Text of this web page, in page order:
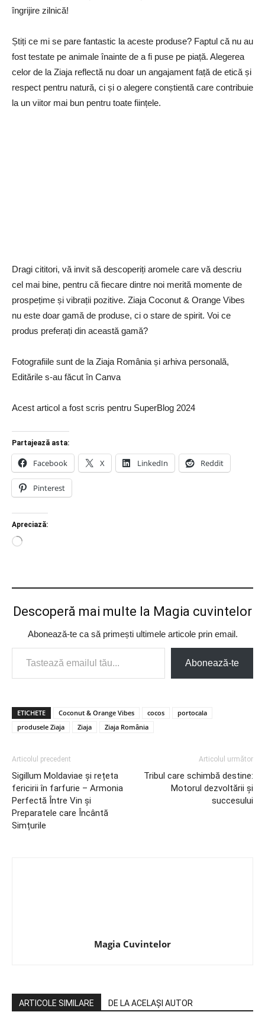
îngrijire zilnică!
Știți ce mi se pare fantastic la aceste produse? Faptul că nu au
fost testate pe animale înainte de a fi puse pe piață. Alegerea
celor de la Ziaja reflectă nu doar un angajament față de etică și
respect pentru natură, ci și o alegere conștientă care contribuie
la un viitor mai bun pentru toate ființele.
Dragi cititori, vă invit să descoperiți aromele care vă descriu
cel mai bine, pentru că fiecare dintre noi merită momente de
prospețime și vibrații pozitive. Ziaja Coconut & Orange Vibes
nu este doar gamă de produse, ci o stare de spirit. Voi ce
produs preferați din această gamă?
Fotografiile sunt de la Ziaja România și arhiva personală,
Editările s-au făcut în Canva
Acest articol a fost scris pentru SuperBlog 2024
Partajează asta:
Facebook X LinkedIn Reddit
Pinterest
Apreciază:
Încarc...
Descoperă mai multe la Magia cuvintelor
Abonează-te ca să primești ultimele articole prin email.
Tastează emailul tău...
Abonează-te
ETICHETE Coconut & Orange Vibes cocos
portocala
produsele Ziaja
Ziaja Ziaja România
Articolul precedent
Sigillum Moldaviae și rețeta
fericirii în farfurie – Armonia
Perfectă Între Vin și
Preparatele care Încântă
Simțurile
Articolul următor
Tribul care schimbă destine:
Motorul dezvoltării și
succesului
Magia Cuvintelor
ARTICOLE SIMILARE DE LA ACELAȘI AUTOR